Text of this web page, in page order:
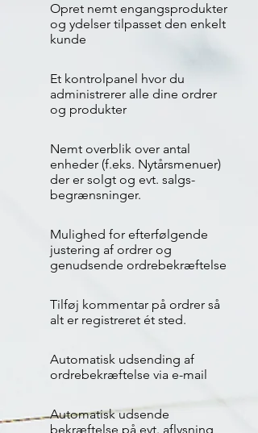
Opret nemt engangsprodukter
og ydelser tilpasset den enkelt
kunde
Et kontrolpanel hvor du
administrerer alle dine ordrer
og produkter
Nemt overblik over antal
enheder (f.eks. Nytårsmenuer)
der er solgt og evt. salgs-
begrænsninger.
Mulighed for efterfølgende
justering af ordrer og
genudsende ordrebekræftelse
Tilføj kommentar på ordrer så
alt er registreret ét sted.
Automatisk udsending af
ordrebekræftelse via e-mail
Automatisk udsende
bekræftelse på evt. aflysning